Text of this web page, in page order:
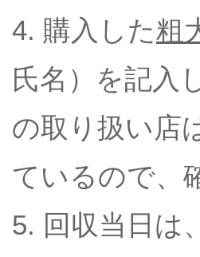
4. 購入した粗
氏名）を記入
の取り扱い店
ているので、
5. 回収当日は